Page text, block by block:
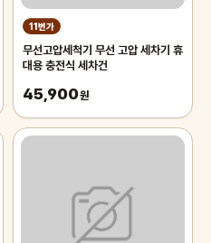
11번가
무선고압세척기 무선 고압 세차기 휴
대용 충전식 세차건
45,900원